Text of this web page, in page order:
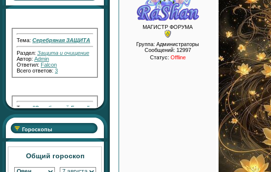
Тема:Серебряная ЗАЩИТА
Раздел:Защита и очищение
Автор:Admin
Ответил:Falcon
Всего ответов:3
Тема:"Серебряный Голос"
Автор:RaShan
Ответил:Transfiguration
Всего ответов:
Тема:"Серебряный СВЕТ"
Гороскопы
Общий гороскоп
МАГИСТР ФОРУМА
Группа: Администраторы
Сообщений: 12997
Статус: Offline